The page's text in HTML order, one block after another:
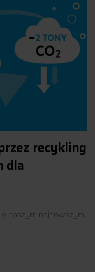
recykling
dla
naszym najnowszym